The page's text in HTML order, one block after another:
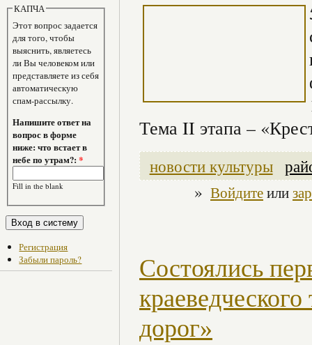
КАПЧА
Этот вопрос задается
для того, чтобы
выяснить, являетесь
ли Вы человеком или
представляете из себя
автоматическую
спам-рассылку.
Напишите ответ на
вопрос в форме
ниже: что встает в
небе по утрам?:*
Fill in the blank
Регистрация
Забыли пароль?
Тема II этапа –
новости культуры
» Войдитеили
Состоялись
дорог»